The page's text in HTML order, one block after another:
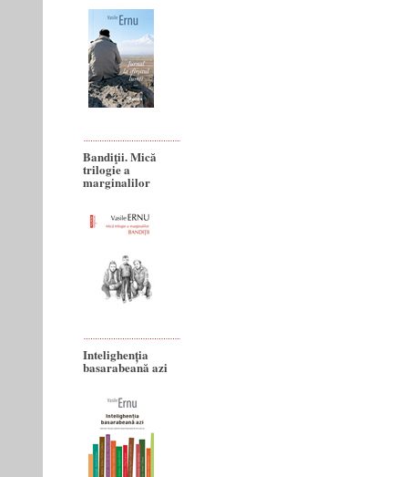
Bandiţii. Mică
trilogie a
marginalilor
Intelighenția
basarabeană azi